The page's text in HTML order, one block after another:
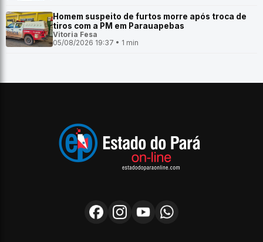
Homem suspeito de furtos morre após troca de
tiros com a PM em Parauapebas
Vitoria Fesa
05/08/2026 19:37 • 1 min